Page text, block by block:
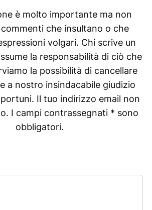
è molto importante ma non
che insultano o che
volgari. Chi scrive un
la responsabilità di ciò che
la possibilità di cancellare
a nostro insindacabile giudizio
Il tuo indirizzo email non
I campi contrassegnati * sono
obbligatori.